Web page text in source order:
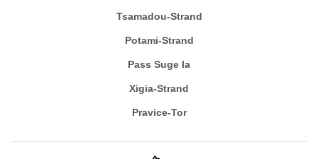
Tsamadou-Strand
Potami-Strand
Pass Suge la
Xigia-Strand
Pravice-Tor